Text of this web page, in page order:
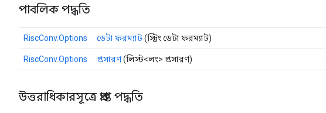
পাবলিক পদ্ধতি
RiscConv.Options ডেটা ফরম্যাট(স্ট্রিং ডেটা ফরম্যাট)
RiscConv.Options প্রসারণ(লিস্ট<লং> প্রসারণ)
উত্তরাধিকারসূত্রে প্রাপ্ত পদ্ধতি